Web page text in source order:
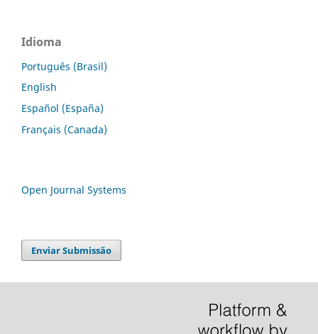
Idioma
Português (Brasil)
English
Español (España)
Français (Canada)
Open Journal Systems
Enviar Submissão